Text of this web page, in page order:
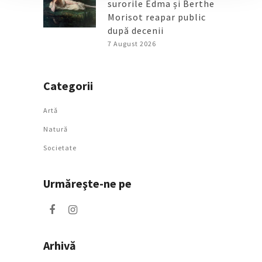
surorile Edma și Berthe
Morisot reapar public
după decenii
7 August 2026
Categorii
Artǎ
Natură
Societate
Urmăreşte-ne pe
Arhivă